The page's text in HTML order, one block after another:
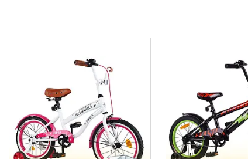
Обідний механічний 2
Форм фактор рами
Цілісна 15